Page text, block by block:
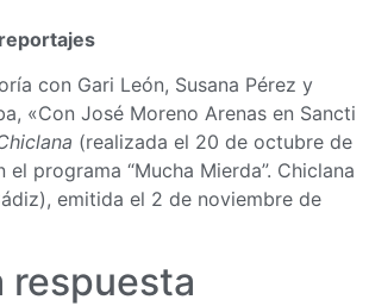
con Gari León, Susana Pérez y
«Con José Moreno Arenas en Sancti
(realizada el 20 de octubre de
el programa “Mucha Mierda”. Chiclana
emitida el 2 de noviembre de
respuesta